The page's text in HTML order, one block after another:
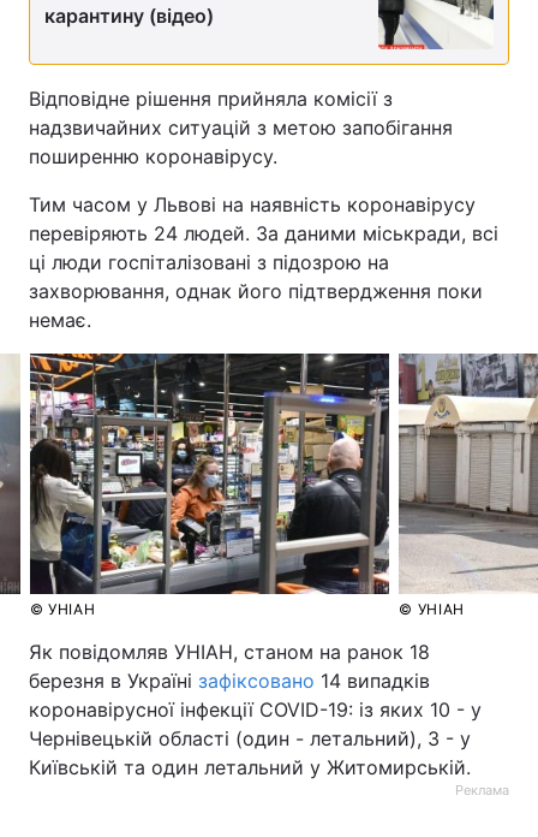
карантину (відео)
Відповідне рішення прийняла комісії з
надзвичайних ситуацій з метою запобігання
поширенню коронавірусу.
Тим часом у Львові на наявність коронавірусу
перевіряють 24 людей. За даними міськради, всі
ці люди госпіталізовані з підозрою на
захворювання, однак його підтвердження поки
немає.
© УНІАН © УНІАН
Як повідомляв УНІАН, станом на ранок 18
березня в Україні зафіксовано 14 випадків
коронавірусної інфекції COVID-19: із яких 10 - у
Чернівецькій області (один - летальний), 3 - у
Київській та один летальний у Житомирській.
Реклама